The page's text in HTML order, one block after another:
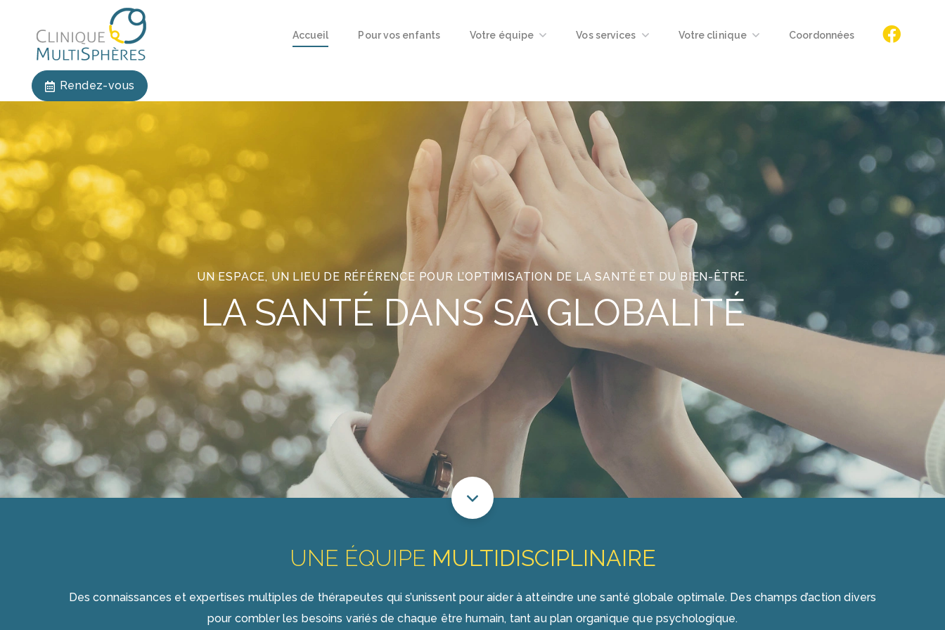
Accueil Pour vos enfants Votre équipe Vos services Votre clinique Coordonnées
Rendez-vous
UN ESPACE, UN LIEU DE RÉFÉRENCE POUR L’OPTIMISATION DE LA SANTÉ ET DU BIEN-ÊTRE.
LA SANTÉDANS SA GLOBALITÉ
UNE ÉQUIPE MULTIDISCIPLINAIRE
Des connaissances et expertises multiples de thérapeutes qui s’unissent pour aider à atteindre une santé globale optimale. Des champs d’action divers
pour combler les besoins variés de chaque être humain, tant au plan organique que psychologique.